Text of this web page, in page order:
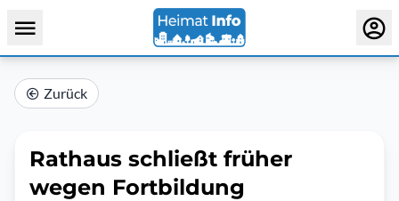
Zurück
Rathaus schließt früher
wegen Fortbildung